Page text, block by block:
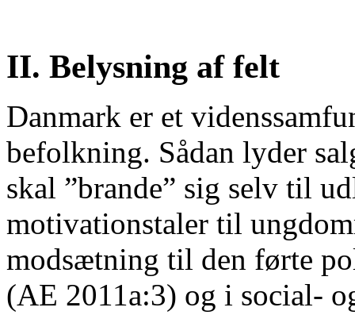
II. Belysning af felt
Danmark er et
befolkning. Sådan lyder
skal ”brande” sig selv til
motivationstaler til
modsætning til den førte
(AE 2011a:3) og i social-